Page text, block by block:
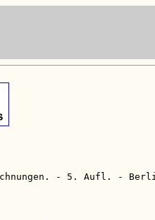
- 5. Aufl. -